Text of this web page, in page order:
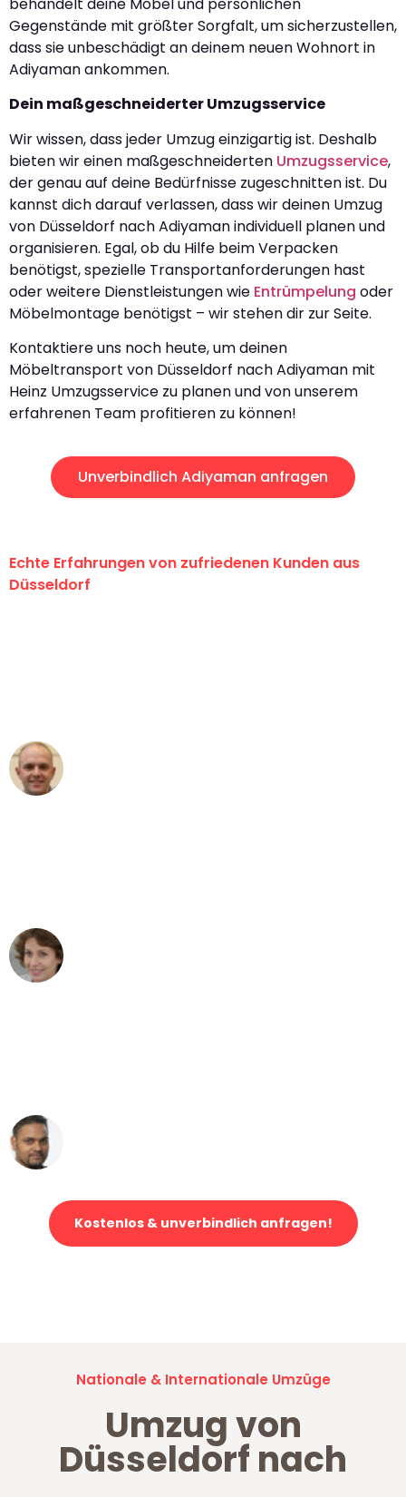
Gegenstände mit größter Sorgfalt, um sicherzustellen,
dass sie unbeschädigt an deinem neuen Wohnort in
Adiyaman ankommen.
Dein maßgeschneiderter Umzugsservice
Wir wissen, dass jeder Umzug einzigartig ist. Deshalb
bieten wir einen maßgeschneiderten Umzugsservice,
der genau auf deine Bedürfnisse zugeschnitten ist. Du
kannst dich darauf verlassen, dass wir deinen Umzug
von Düsseldorf nach Adiyaman individuell planen und
organisieren. Egal, ob du Hilfe beim Verpacken
benötigst, spezielle Transportanforderungen hast
oder weitere Dienstleistungen wie Entrümpelung oder
Möbelmontage benötigst – wir stehen dir zur Seite.
Kontaktiere uns noch heute, um deinen
Möbeltransport von Düsseldorf nach Adiyaman mit
Heinz Umzugsservice zu planen und von unserem
erfahrenen Team profitieren zu können!
Unverbindlich Adiyaman anfragen
Echte Erfahrungen von zufriedenen Kunden aus
Düsseldorf
Kostenlos & unverbindlich anfragen!
Nationale & Internationale Umzüge
Umzug von
Düsseldorf nach